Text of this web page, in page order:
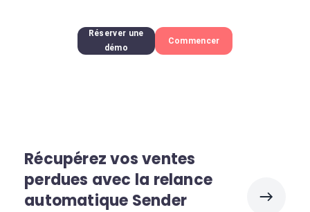
Réserver une
démo
Commencer
Récupérez vos ventes
perdues avec la relance
automatique Sender